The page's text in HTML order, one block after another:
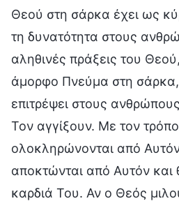
Θεού στη σάρκα έχει ως
τη δυνατότητα στους
αληθινές πράξεις του
άμορφο Πνεύμα στη
επιτρέψει στους
Τον αγγίξουν. Με τον
ολοκληρώνονται από
αποκτώνται από Αυτόν και
καρδιά Του. Αν ο Θεός